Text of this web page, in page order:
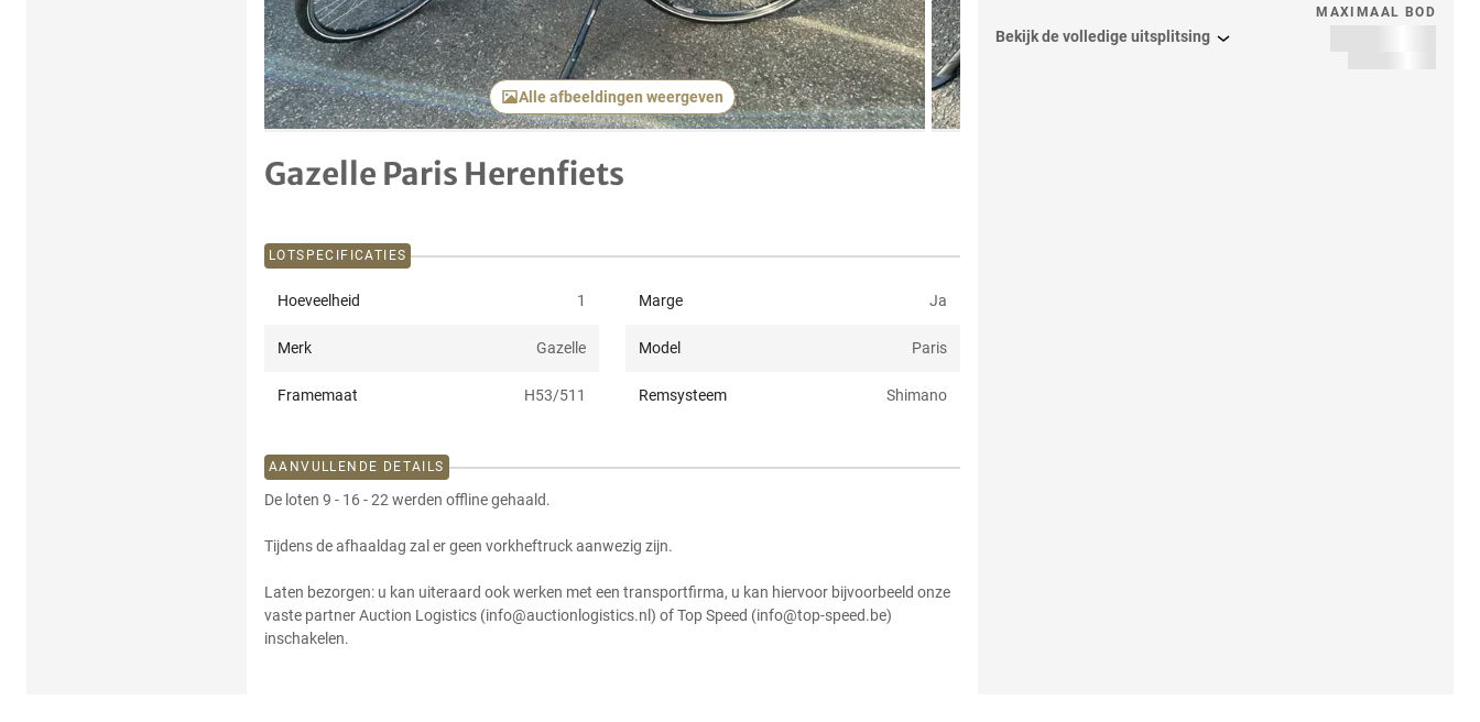
Alle afbeeldingen weergeven
Gazelle Paris Herenfiets
MAXIMAAL BOD
Bekijk de volledige uitsplitsing
LOTSPECIFICATIES
Hoeveelheid 1 Marge Ja
Merk Gazelle Model Paris
Framemaat H53/511 Remsysteem Shimano
AANVULLENDE DETAILS
De loten 9 - 16 - 22 werden offline gehaald.
Tijdens de afhaaldag zal er geen vorkheftruck aanwezig zijn.
Laten bezorgen: u kan uiteraard ook werken met een transportfirma, u kan hiervoor bijvoorbeeld onze
vaste partner Auction Logistics (info@auctionlogistics.nl) of Top Speed (info@top-speed.be)
inschakelen.